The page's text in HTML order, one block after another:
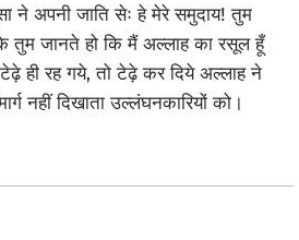
ने अपनी जाति सेः हे मेरे समुदाय! तुम
तुम जानते हो कि मैं अल्लाह का रसूल हूँ
ही रह गये, तो टेढ़े कर दिये अल्लाह ने
नहीं दिखाता उल्लंघनकारियों को।